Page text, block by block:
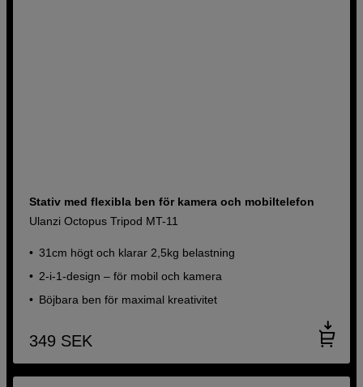
Stativ med flexibla ben för kamera och mobiltelefon
Ulanzi Octopus Tripod MT-11
31cm högt och klarar 2,5kg belastning
2-i-1-design – för mobil och kamera
Böjbara ben för maximal kreativitet
349 SEK